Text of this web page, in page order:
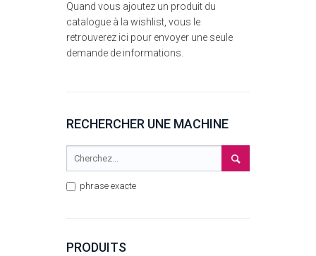
Quand vous ajoutez un produit du
catalogue à la wishlist, vous le
retrouverez ici pour envoyer une seule
demande de informations.
RECHERCHER UNE MACHINE
phrase exacte
PRODUITS